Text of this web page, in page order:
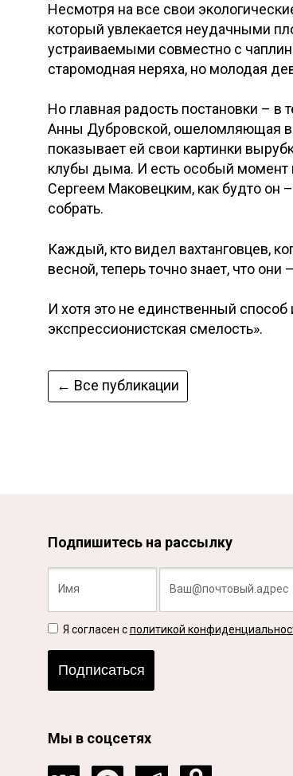
Несмотря на все свои
который увлекается неудачными
устраиваемыми совместно с
старомодная неряха, но молодая
Но главная радость постановки –
Анны Дубровской, ошеломляющая в
показывает ей свои картинки
клубы дыма. И есть особый момент
Сергеем Маковецким, как будто он
собрать.
Каждый, кто видел вахтанговцев,
весной, теперь точно знает, что они
И хотя это не единственный
экспрессионистская смелость».
← Все публикации
Подпишитесь на рассылку
Я согласен сполитикой
Подписаться
Мы в соцсетях